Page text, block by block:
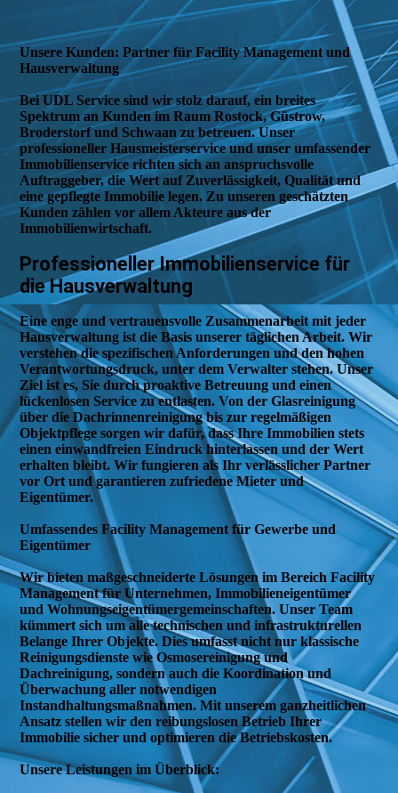
Unsere Kunden:Partner für Facility Management und
Hausverwaltung
Bei UDL Service sind wir stolz darauf, ein breites
Spektrum an Kunden im Raum Rostock, Güstrow,
Broderstorf und Schwaan zu betreuen. Unser
professionellerHausmeisterserviceund unser umfassender
Immobilienservice richten sich an anspruchsvolle
Auftraggeber, die Wert auf Zuverlässigkeit, Qualität und
eine gepflegte Immobilie legen. Zu unseren geschätzten
Kunden zählen vor allem Akteure aus der
Immobilienwirtschaft.
ProfessionellerImmobilienservice für
dieHausverwaltung
Eine enge und vertrauensvolle Zusammenarbeit mit jeder
Hausverwaltung ist die Basis unserer täglichen Arbeit. Wir
verstehen die spezifischen Anforderungen und den hohen
Verantwortungsdruck, unter dem Verwalter stehen. Unser
Ziel ist es, Sie durch proaktive Betreuung und einen
lückenlosen Service zu entlasten. Von derGlasreinigung
über dieDachrinnenreinigungbis zur regelmäßigen
Objektpflege sorgen wir dafür, dass Ihre Immobilien stets
einen einwandfreien Eindruck hinterlassen und der Wert
erhalten bleibt. Wir fungieren als Ihr verlässlicher Partner
vor Ort und garantieren zufriedene Mieter und
Eigentümer.
UmfassendesFacility Management für Gewerbe und
Eigentümer
Wir bieten maßgeschneiderte Lösungen im BereichFacility
Managementfür Unternehmen, Immobilieneigentümer
und Wohnungseigentümergemeinschaften. Unser Team
kümmert sich um alle technischen und infrastrukturellen
Belange Ihrer Objekte. Dies umfasst nicht nur klassische
Reinigungsdienste wieOsmosereinigungund
Dachreinigung, sondern auch die Koordination und
Überwachung aller notwendigen
Instandhaltungsmaßnahmen. Mit unserem ganzheitlichen
Ansatz stellen wir den reibungslosen Betrieb Ihrer
Immobilie sicher und optimieren die Betriebskosten.
Unsere Leistungen im Überblick: